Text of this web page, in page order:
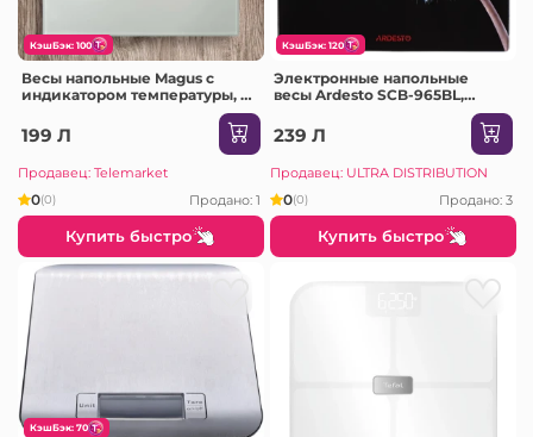
КэшБэк: 100
Весы напольные Magus с
индикатором температуры, 0-
199 Л
Продавец: Telemarket
0(0) Продано: 1
Купить быстро
КэшБэк: 120
Электронные напольные
весы Ardesto SCB-965BL,
239 Л
Продавец: ULTRA DISTRIBUTION
0(0) Продано: 3
Купить быстро
КэшБэк: 70